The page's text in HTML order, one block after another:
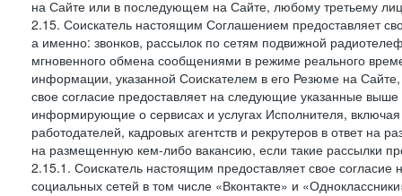
на Сайте или в последующем на Сайте, любому третьему
2.15. Соискатель настоящим Соглашением предоставляет
а именно: звонков, рассылок по сетям подвижной
мгновенного обмена сообщениями в режиме реального
информации, указанной Соискателем в его Резюме на
свое согласие предоставляет на следующие указанные
информирующие о сервисах и услугах Исполнителя,
работодателей, кадровых агентств и рекрутеров в ответ
на размещенную кем-либо вакансию, если такие рассылки
2.15.1. Соискатель настоящим предоставляет свое
социальных сетей в том числе «Вконтакте» и